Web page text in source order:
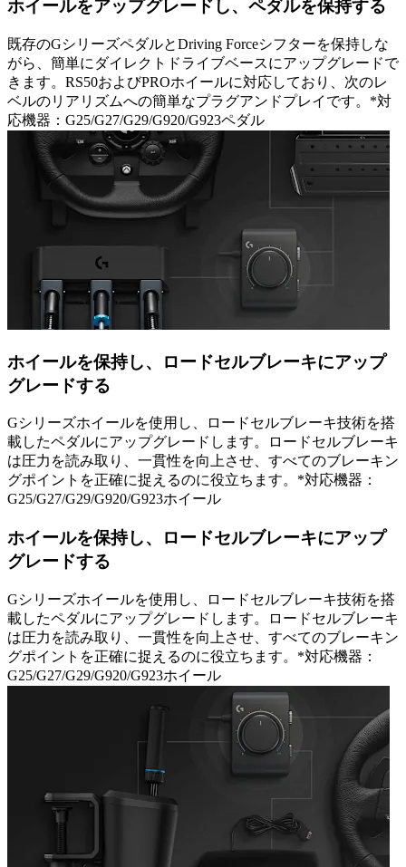
ホイールをアップグレードし、ペダルを保持する
既存のGシリーズペダルとDriving Forceシフターを保持しな
がら、簡単にダイレクトドライブベースにアップグレードで
きます。RS50およびPROホイールに対応しており、次のレ
ベルのリアリズムへの簡単なプラグアンドプレイです。*対
応機器：G25/G27/G29/G920/G923ペダル
ホイールを保持し、ロードセルブレーキにアップ
グレードする
Gシリーズホイールを使用し、ロードセルブレーキ技術を搭
載したペダルにアップグレードします。ロードセルブレーキ
は圧力を読み取り、一貫性を向上させ、すべてのブレーキン
グポイントを正確に捉えるのに役立ちます。*対応機器：
G25/G27/G29/G920/G923ホイール
ホイールを保持し、ロードセルブレーキにアップ
グレードする
Gシリーズホイールを使用し、ロードセルブレーキ技術を搭
載したペダルにアップグレードします。ロードセルブレーキ
は圧力を読み取り、一貫性を向上させ、すべてのブレーキン
グポイントを正確に捉えるのに役立ちます。*対応機器：
G25/G27/G29/G920/G923ホイール